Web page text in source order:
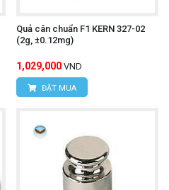
Quả cân chuẩn F1 KERN 327-02
(2g, ±0.12mg)
1,029,000 VND
ĐẶT MUA